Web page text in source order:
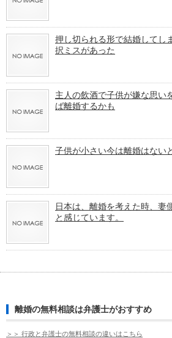
押し切られる形で結婚してし
択ミスがあった
主人の飲酒で子供が嫌な思い
ば離婚するかも
子供が小さい今は離婚はない
日本は、離婚を考えた時、妻
と感じています。
離婚の無料相談は弁護士がおすすめ
＞＞ 行政と弁護士の無料相談の違いはこちら